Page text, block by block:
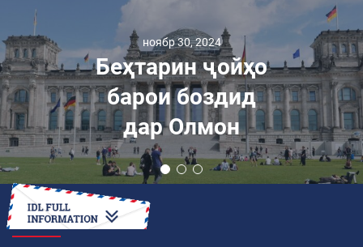
ноябр 30, 2024
Беҳтарин ҷойҳо
барои боздид
дар Олмон
ЧӢ ТАВР